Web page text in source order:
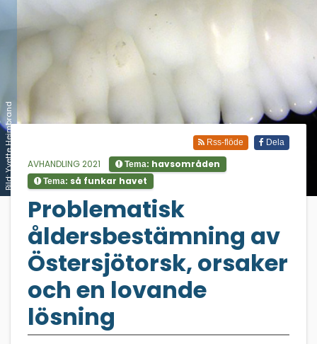
Bild: Yvette Heimbrand Dela
Rss-flöde
AVHANDLING 2021 Tema: havsområden
Tema: så funkar havet
Problematisk
åldersbestämning av
Östersjötorsk, orsaker
och en lovande
lösning